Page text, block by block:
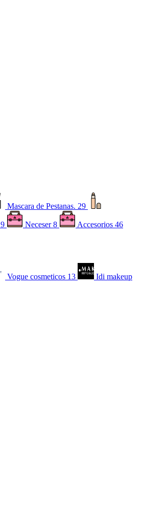
Mascara de Pestanas. 29
9 Neceser 8 Accesorios 46
Vogue cosmeticos 13 Idi makeup